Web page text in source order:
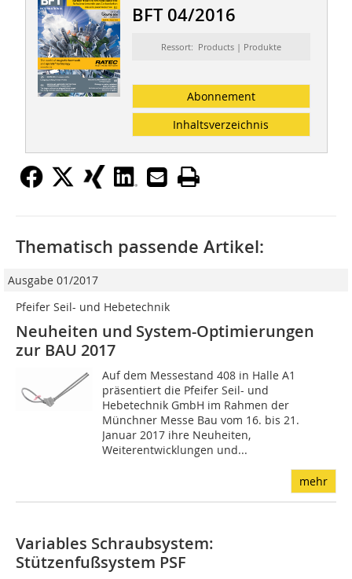
BFT 04/2016
Ressort: Products | Produkte
Abonnement
Inhaltsverzeichnis
Thematisch passende Artikel:
Ausgabe 01/2017
Pfeifer Seil- und Hebetechnik
Neuheiten und System-Optimierungen
zur BAU 2017
Auf dem Messestand 408 in Halle A1
präsentiert die Pfeifer Seil- und
Hebetechnik GmbH im Rahmen der
Münchner Messe Bau vom 16. bis 21.
Januar 2017 ihre Neuheiten,
Weiterentwicklungen und...
mehr
Variables Schraubsystem:
Stützenfußsystem PSF